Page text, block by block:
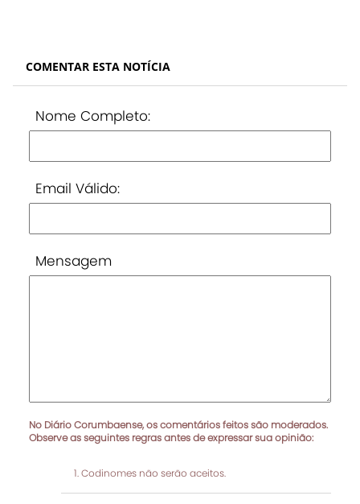
COMENTAR ESTA NOTÍCIA
Nome Completo:
Email Válido:
Mensagem
No Diário Corumbaense, os comentários feitos são moderados.
Observe as seguintes regras antes de expressar sua opinião:
Codinomes não serão aceitos.